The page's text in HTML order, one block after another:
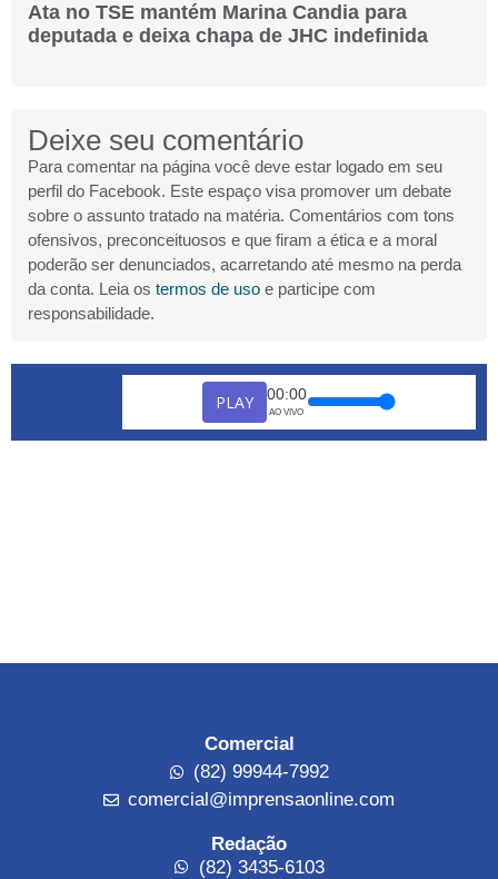
Ata no TSE mantém Marina Candia para
deputada e deixa chapa de JHC indefinida
Deixe seu comentário
Para comentar na página você deve estar logado em seu
perfil do Facebook. Este espaço visa promover um debate
sobre o assunto tratado na matéria. Comentários com tons
ofensivos, preconceituosos e que firam a ética e a moral
poderão ser denunciados, acarretando até mesmo na perda
da conta. Leia os termos de uso e participe com
responsabilidade.
PLAY 00:00
AO VIVO
Comercial
(82) 99944-7992
comercial@imprensaonline.com
Redação
(82) 3435-6103